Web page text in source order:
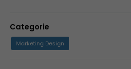
Categorie
Marketing Design